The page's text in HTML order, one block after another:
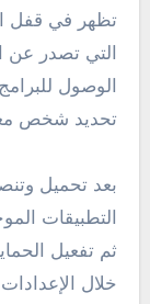
تظهر في قفل
التي تصدر عن
الوصول
تحديد شخص
بعد تحميل
التطبيقات
ثم تفعيل
خلال